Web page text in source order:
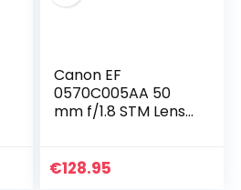
Canon EF
0570C005AA 50
mm f/1.8 STM Lens,
€128.95